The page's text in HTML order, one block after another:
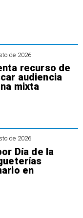
de 2026
recurso de
audiencia
mixta
de 2026
Día de la
en